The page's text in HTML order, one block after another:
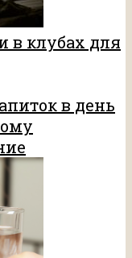
в клубах для
в день